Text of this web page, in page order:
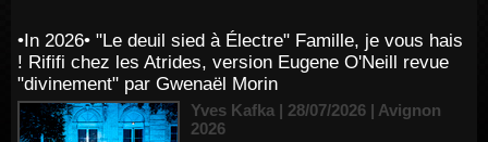
•In 2026• "Le deuil sied à Électre" Famille, je vous hais
! Rififi chez les Atrides, version Eugene O'Neill revue
"divinement" par Gwenaël Morin
Yves Kafka | 28/07/2026 | Avignon
2026